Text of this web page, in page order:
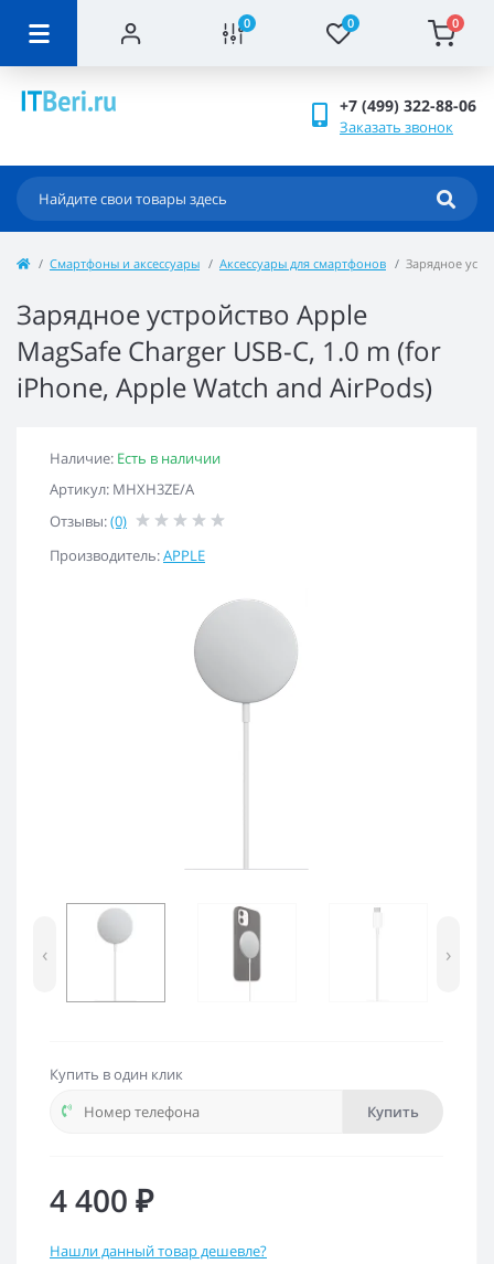
0 0 0
+7 (499) 322-88-06
Заказать звонок
Смартфоны и аксессуары Аксессуары для смартфонов Зарядное
Зарядное устройство Apple
MagSafe Charger USB-C, 1.0 m (for
iPhone, Apple Watch and AirPods)
Наличие: Есть в наличии
Артикул: MHXH3ZE/A
Отзывы:(0)
Производитель:APPLE
‹ ›
Купить в один клик
Купить
4 400 ₽
Нашли данный товар дешевле?